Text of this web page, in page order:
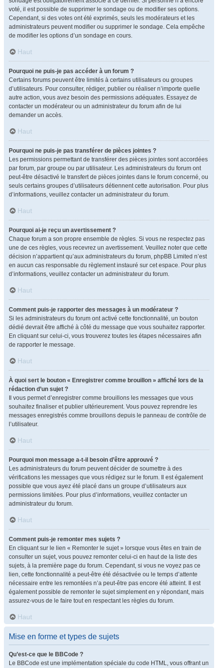
voté, il est possible de supprimer le sondage ou de modifier ses options.
Cependant, si des votes ont été exprimés, seuls les modérateurs et les
administrateurs peuvent modifier ou supprimer le sondage. Cela empêche
de modifier les options d’un sondage en cours.
Haut
Pourquoi ne puis-je pas accéder à un forum ?
Certains forums peuvent être limités à certains utilisateurs ou groupes
d’utilisateurs. Pour consulter, rédiger, publier ou réaliser n’importe quelle
autre action, vous avez besoin des permissions adéquates. Essayez de
contacter un modérateur ou un administrateur du forum afin de lui
demander un accès.
Haut
Pourquoi ne puis-je pas transférer de pièces jointes ?
Les permissions permettant de transférer des pièces jointes sont accordées
par forum, par groupe ou par utilisateur. Les administrateurs du forum ont
peut-être désactivé le transfert de pièces jointes dans le forum concerné, ou
seuls certains groupes d’utilisateurs détiennent cette autorisation. Pour plus
d’informations, veuillez contacter un administrateur du forum.
Haut
Pourquoi ai-je reçu un avertissement ?
Chaque forum a son propre ensemble de règles. Si vous ne respectez pas
une de ces règles, vous recevrez un avertissement. Veuillez noter que cette
décision n’appartient qu’aux administrateurs du forum, phpBB Limited n’est
en aucun cas responsable du règlement instauré sur cet espace. Pour plus
d’informations, veuillez contacter un administrateur du forum.
Haut
Comment puis-je rapporter des messages à un modérateur ?
Si les administrateurs du forum ont activé cette fonctionnalité, un bouton
dédié devrait être affiché à côté du message que vous souhaitez rapporter.
En cliquant sur celui-ci, vous trouverez toutes les étapes nécessaires afin
de rapporter le message.
Haut
À quoi sert le bouton « Enregistrer comme brouillon » affiché lors de la
rédaction d’un sujet ?
Il vous permet d’enregistrer comme brouillons les messages que vous
souhaitez finaliser et publier ultérieurement. Vous pouvez reprendre les
messages enregistrés comme brouillons depuis le panneau de contrôle de
l’utilisateur.
Haut
Pourquoi mon message a-t-il besoin d’être approuvé ?
Les administrateurs du forum peuvent décider de soumettre à des
vérifications les messages que vous rédigez sur le forum. Il est également
possible que vous ayez été placé dans un groupe d’utilisateurs aux
permissions limitées. Pour plus d’informations, veuillez contacter un
administrateur du forum.
Haut
Comment puis-je remonter mes sujets ?
En cliquant sur le lien « Remonter le sujet » lorsque vous êtes en train de
consulter un sujet, vous pouvez remonter celui-ci en haut de la liste des
sujets, à la première page du forum. Cependant, si vous ne voyez pas ce
lien, cette fonctionnalité a peut-être été désactivée ou le temps d’attente
nécessaire entre les remontées n’a peut-être pas encore été atteint. Il est
également possible de remonter le sujet simplement en y répondant, mais
assurez-vous de le faire tout en respectant les règles du forum.
Haut
Mise en forme et types de sujets
Qu’est-ce que le BBCode ?
Le BBCode est une implémentation spéciale du code HTML, vous offrant un